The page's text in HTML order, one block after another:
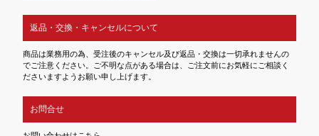
返品・交換・キャンセルについて
商品は業務用の為、受注後のキャンセル及び返品・交換は一切承れませんの
でご注意ください。ご不明な点がある場合は、ご注文前にお気軽にご相談く
ださいますようお願い申し上げます。
お問合せ